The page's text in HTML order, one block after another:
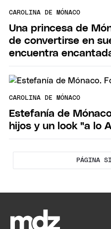
CAROLINA DE MÓNACO
Una princesa de
de convertirse en
encuentra
CAROLINA DE MÓNACO
Estefanía de
hijos y un look "a lo
PÁGINA